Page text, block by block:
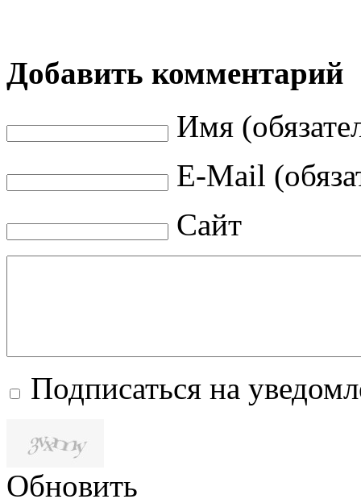
Добавить комментарий
Имя
E-Mail
Сайт
Подписаться на
Обновить